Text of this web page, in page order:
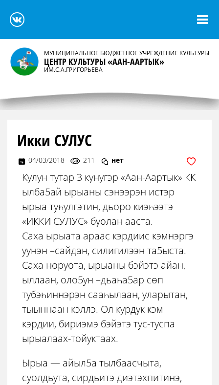
МУНИЦИПАЛЬНОЕ БЮДЖЕТНОЕ УЧРЕЖДЕНИЕ КУЛЬТУРЫ
ЦЕНТР КУЛЬТУРЫ «ААН-ААРТЫК»
ИМ.С.А.ГРИГОРЬЕВА
Икки СУЛУС
04/03/2018 211 нет
Кулун тутар 3 кунугэр «Аан-Аартык» КК
ылба5ай ырыаны сэнээрэн истэр
ырыа туһулгэтин, дьоро киэһээтэ
«ИККИ СУЛУС» буолан ааста.
Саха ырыата араас кэрдиис кэмнэргэ
уунэн –сайдан, силигилээн та5ыста.
Саха норуота, ырыаны бэйэтэ айан,
ыллаан, оло5ун –дьаһа5ар сѳп
тубэһиннэрэн сааһылаан, уларытан,
тыыннаан кэллэ. Ол курдук кэм-
кэрдии, бириэмэ бэйэтэ тус-туспа
ырыалаах-тойуктаах.
Ырыа — айыл5а тылбаасчыта,
суолдьута, сирдьитэ диэтэхпитинэ,